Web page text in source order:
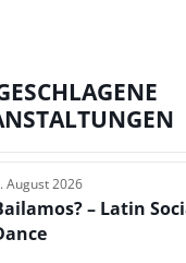
August 2026
– Latin